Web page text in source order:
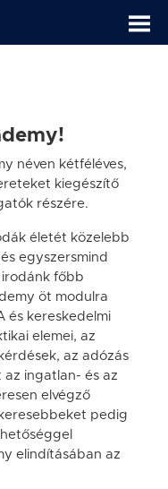
néven kétféléves,
kiegészítő
részére.
életét közelebb
egyszersmind
főbb
öt modulra
és kereskedelmi
elemei, az
az adózás
az ingatlan- és az
elvégző
pedig
elindításában az